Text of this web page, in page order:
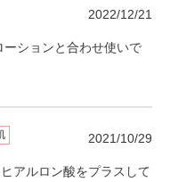
2022/12/21
ションと合わせ使いで
2021/10/29
アルロン酸をプラスして